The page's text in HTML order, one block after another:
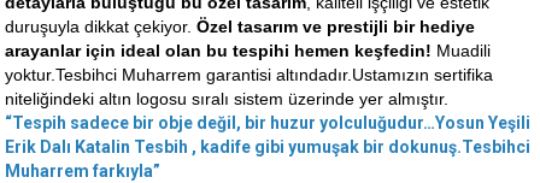
duruşuyla dikkat çekiyor.Özel tasarım ve prestijli bir hediye
arayanlar için ideal olan bu tespihi hemen keşfedin! Muadili
yoktur.Tesbihci Muharrem garantisi altındadır.Ustamızın sertifika
niteliğindeki altın logosu sıralı sistem üzerinde yer almıştır.
“Tespih sadece bir obje değil, bir huzur yolculuğudur…Yosun Yeşili
Erik Dalı Katalin Tesbih , kadife gibi yumuşak bir dokunuş.Tesbihci
Muharrem farkıyla”